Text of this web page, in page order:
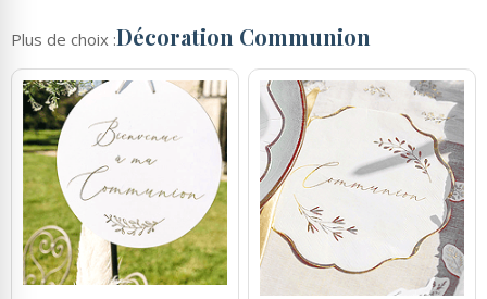
Plus de choix :Décoration Communion